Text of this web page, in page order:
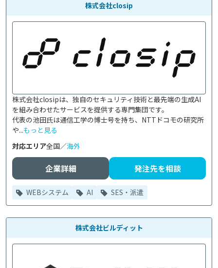
株式会社closip
株式会社closipは、独自のセキュリティ技術と最先端の生成AI
を組み合わせたサービスを提供する専門集団です。
代表の池田氏は通信工学の博士号を持ち、NTTドコモの研究所
や...もっと見る
対応エリア全国／海外
企業詳細 発注先を相談
WEBシステム AI SES・派遣
株式会社ビルディット